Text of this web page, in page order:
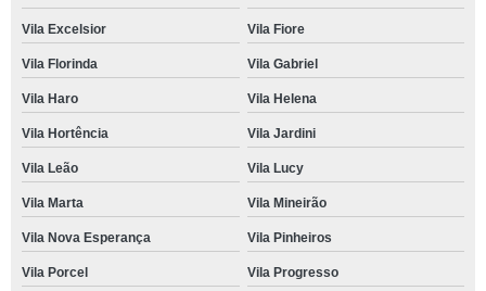
Vila Excelsior Vila Fiore
Vila Florinda Vila Gabriel
Vila Haro Vila Helena
Vila Hortência Vila Jardini
Vila Leão Vila Lucy
Vila Marta Vila Mineirão
Vila Nova Esperança Vila Pinheiros
Vila Porcel Vila Progresso